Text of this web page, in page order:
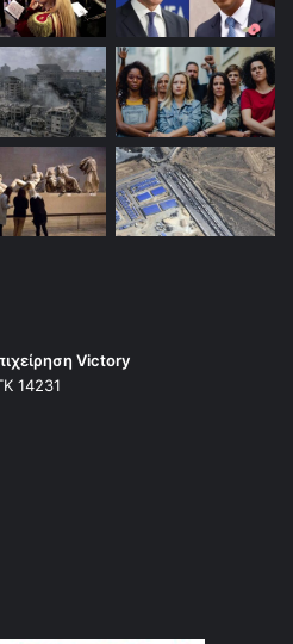
Victory
14231